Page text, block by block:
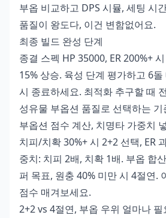
부옵 비교하고 DPS 시뮬, 세팅 시
품질이 왕도다, 이건 변함없어요.
최종 빌드 완성 단계
종결 스펙 HP 35000, ER 200%+
15% 상승. 육성 단계 평가하고 6
시 종료하세요. 최적화 추구할 때
성유물 부옵션 품질로 선택하는 기
부옵션 점수 계산, 치명타 가중치
치피/치확 30%+ 시 2+2 선택, ER
중치: 치피 2배, 치확 1배. 부옵 합
퍼 목표, 원충 40% 미만 시 4절연.
점수 매겨보세요.
2+2 vs 4절연, 부옵 우위 얼마나 필